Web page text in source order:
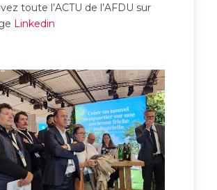
toute l’ACTU de l’AFDU sur
Linkedin